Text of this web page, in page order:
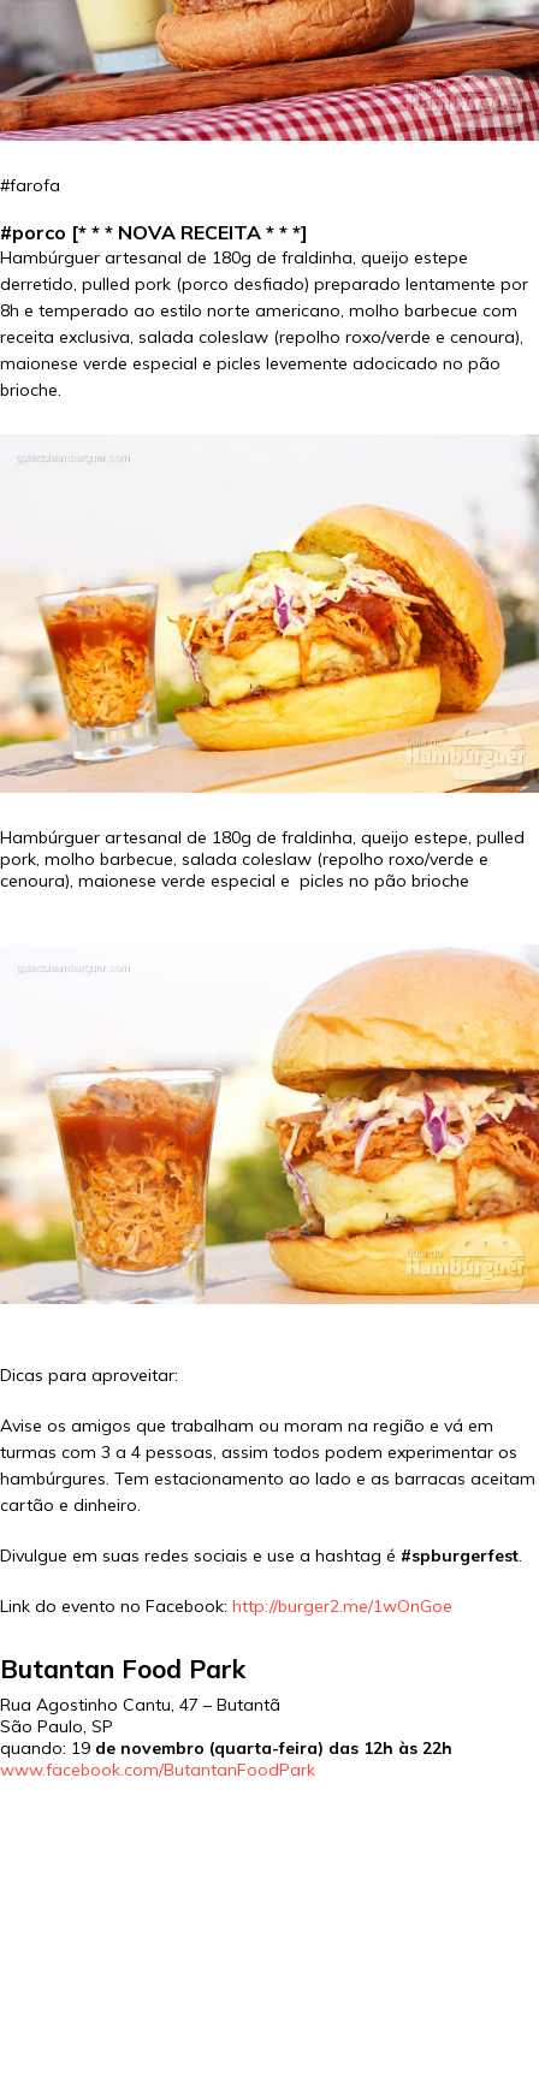
#farofa
#porco [* * * NOVA RECEITA * * *]
Hambúrguer artesanal de 180g de fraldinha, queijo estepe
derretido, pulled pork (porco desfiado) preparado lentamente por
8h e temperado ao estilo norte americano, molho barbecue com
receita exclusiva, salada coleslaw (repolho roxo/verde e cenoura),
maionese verde especial e picles levemente adocicado no pão
brioche.
Hambúrguer artesanal de 180g de fraldinha, queijo estepe, pulled
pork, molho barbecue, salada coleslaw (repolho roxo/verde e
cenoura), maionese verde especial e picles no pão brioche
Dicas para aproveitar:
Avise os amigos que trabalham ou moram na região e vá em
turmas com 3 a 4 pessoas, assim todos podem experimentar os
hambúrgures. Tem estacionamento ao lado e as barracas aceitam
cartão e dinheiro.
Divulgue em suas redes sociais e use a hashtag é #spburgerfest.
Link do evento no Facebook: http://burger2.me/1wOnGoe
Butantan Food Park
Rua Agostinho Cantu, 47 – Butantã
São Paulo, SP
quando: 19 de novembro (quarta-feira) das 12h às 22h
www.facebook.com/ButantanFoodPark